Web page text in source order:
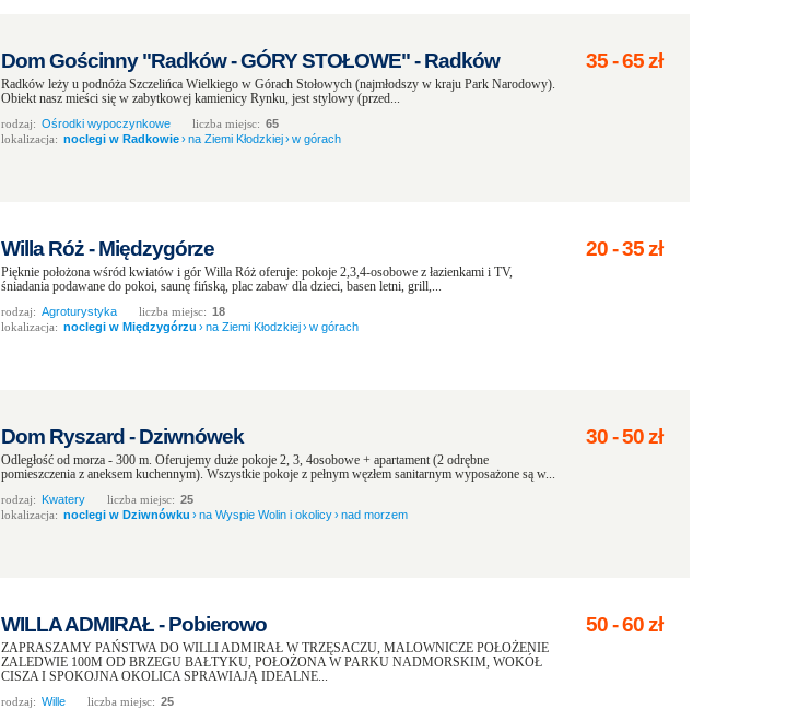
Dom Gościnny "Radków - GÓRY STOŁOWE" - Radków
Radków leży u podnóża Szczelińca Wielkiego w Górach Stołowych (najmłodszy w kraju Park Narodowy).
Obiekt nasz mieści się w zabytkowej kamienicy Rynku, jest stylowy (przed...
rodzaj: Ośrodki wypoczynkowe liczba miejsc: 65
lokalizacja: noclegi w Radkowie›na Ziemi Kłodzkiej›w górach
35-65zł
Willa Róż - Międzygórze
Pięknie położona wśród kwiatów i gór Willa Róż oferuje: pokoje 2,3,4-osobowe z łazienkami i TV,
śniadania podawane do pokoi, saunę fińską, plac zabaw dla dzieci, basen letni, grill,...
rodzaj: Agroturystyka liczba miejsc: 18
lokalizacja: noclegi w Międzygórzu ›na Ziemi Kłodzkiej›w górach
20-35zł
Dom Ryszard - Dziwnówek
Odległość od morza - 300 m. Oferujemy duże pokoje 2, 3, 4osobowe + apartament (2 odrębne
pomieszczenia z aneksem kuchennym). Wszystkie pokoje z pełnym węzłem sanitarnym wyposażone są w...
rodzaj: Kwatery liczba miejsc: 25
lokalizacja: noclegi w Dziwnówku ›na Wyspie Wolin i okolicy›nad morzem
30-50zł
WILLA ADMIRAŁ - Pobierowo
ZAPRASZAMY PAŃSTWA DO WILLI ADMIRAŁ W TRZĘSACZU, MALOWNICZE POŁOŻENIE
ZALEDWIE 100M OD BRZEGU BAŁTYKU, POŁOŻONA W PARKU NADMORSKIM, WOKÓŁ
CISZA I SPOKOJNA OKOLICA SPRAWIAJĄ IDEALNE...
rodzaj: Wille liczba miejsc: 25
50-60zł